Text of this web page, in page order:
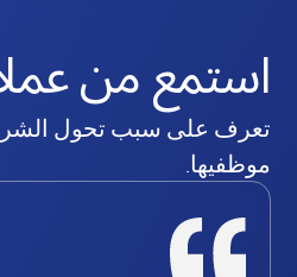
استمع من
موظفيها.